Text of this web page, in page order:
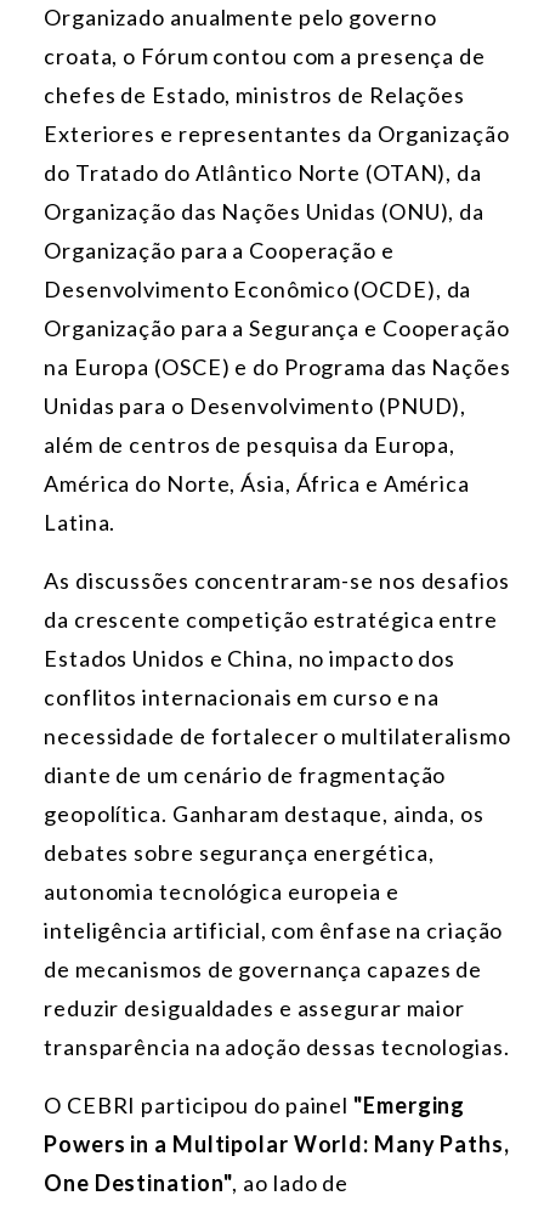
Organizado anualmente pelo governo
croata, o Fórum contou com a presença de
chefes de Estado, ministros de Relações
Exteriores e representantes da Organização
do Tratado do Atlântico Norte (OTAN), da
Organização das Nações Unidas (ONU), da
Organização para a Cooperação e
Desenvolvimento Econômico (OCDE), da
Organização para a Segurança e Cooperação
na Europa (OSCE) e do Programa das Nações
Unidas para o Desenvolvimento (PNUD),
além de centros de pesquisa da Europa,
América do Norte, Ásia, África e América
Latina.
As discussões concentraram-se nos desafios
da crescente competição estratégica entre
Estados Unidos e China, no impacto dos
conflitos internacionais em curso e na
necessidade de fortalecer o multilateralismo
diante de um cenário de fragmentação
geopolítica. Ganharam destaque, ainda, os
debates sobre segurança energética,
autonomia tecnológica europeia e
inteligência artificial, com ênfase na criação
de mecanismos de governança capazes de
reduzir desigualdades e assegurar maior
transparência na adoção dessas tecnologias.
O CEBRI participou do painel "Emerging
Powers in a Multipolar World: Many Paths,
One Destination", ao lado de